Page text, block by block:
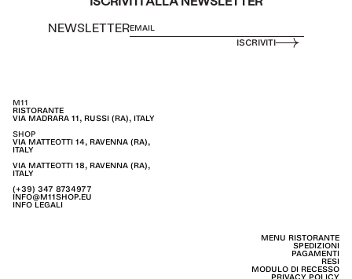
NEWSLETTER
ISCRIVITI
M11
RISTORANTE
VIA MADRARA 11, RUSSI (RA), ITALY
SHOP
VIA MATTEOTTI 14, RAVENNA (RA),
ITALY
VIA MATTEOTTI 18, RAVENNA (RA),
ITALY
(+39) 347 8734977
INFO@M11SHOP.EU
INFO LEGALI
MENU RISTORANTE
SPEDIZIONI
PAGAMENTI
RESI
MODULO DI RECESSO
PRIVACY POLICY